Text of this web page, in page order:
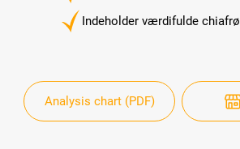
Indeholder værdifulde chiafrø
Analysis chart (PDF)